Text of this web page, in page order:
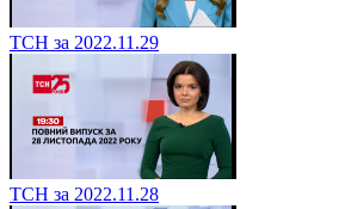
ТСН за 2022.11.29
ТСН за 2022.11.28